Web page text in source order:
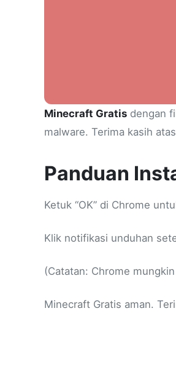
Minecraft Gratis dengan
malware. Terima kasih
Panduan
Ketuk “OK” di Chrome
Klik notifikasi unduhan
(Catatan: Chrome
Minecraft Gratis aman.